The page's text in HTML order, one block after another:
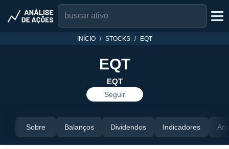
INÍCIO STOCKS EQT
EQT
EQT
Seguir
Sobre Balanços Dividendos Indicadores